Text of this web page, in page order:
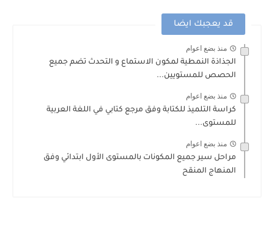
قد يعجبك ايضا
منذ بضع اعوام
الجذاذة النمطية لمكون الاستماع و التحدث تضم جميع
الحصص للمستويين...
منذ بضع اعوام
كراسة التلميذ للكتابة وفق مرجع كتابي في اللغة العربية
للمستوى...
منذ بضع اعوام
مراحل سير جميع المكونات بالمستوى الأول ابتدائي وفق
المنهاج المنقح